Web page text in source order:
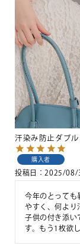
汗染み防止ダブ
購入者
投稿日 2025/08/
今年のとっても
やすく、何より
子供の付き添い
す。もう1枚欲